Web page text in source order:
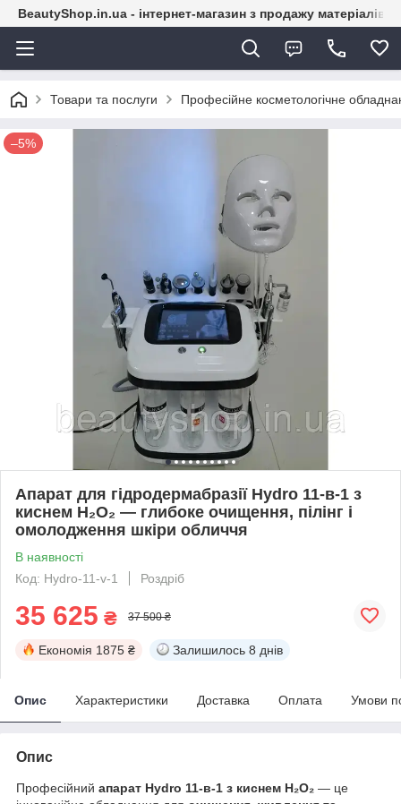
BeautyShop.in.ua - інтернет-магазин з продажу матеріалів
Товари та послуги Професійне косметологічне
–5%
Апарат для гідродермабразії Hydro 11-в-1 з
киснем H₂O₂ — глибоке очищення, пілінг і
омолодження шкіри обличчя
В наявності
Код: Hydro-11-v-1
Роздріб
35 625 ₴ 37 500 ₴
Економія 1875 ₴ Залишилось 8 днів
Опис Характеристики Доставка Оплата Умови
Опис
Професійний апарат Hydro 11-в-1 з киснем H₂O₂ — це